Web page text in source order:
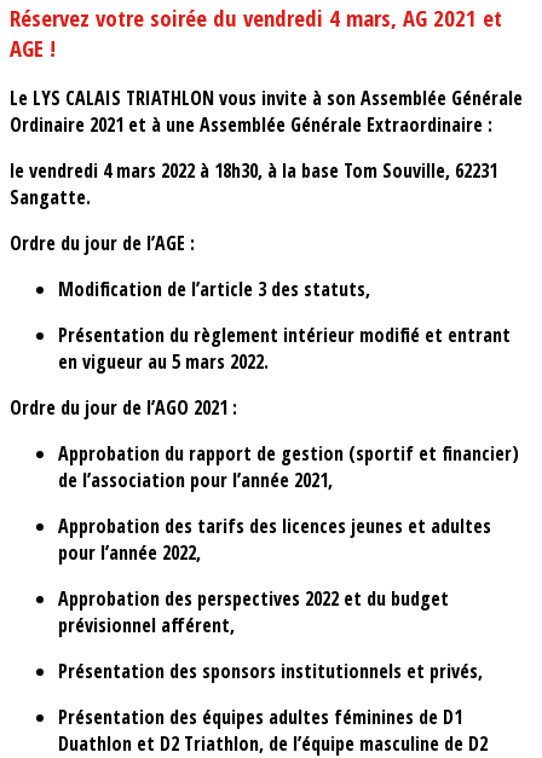
Réservez votre soirée du vendredi 4 mars, AG 2021 et
AGE !
Le LYS CALAIS TRIATHLON vous invite à son Assemblée Générale
Ordinaire 2021 et à une Assemblée Générale Extraordinaire :
le vendredi 4 mars 2022 à 18h30, à la base Tom Souville, 62231
Sangatte.
Ordre du jour de l’AGE :
Modification de l’article 3 des statuts,
Présentation du règlement intérieur modifié et entrant
en vigueur au 5 mars 2022.
Ordre du jour de l’AGO 2021 :
Approbation du rapport de gestion (sportif et financier)
de l’association pour l’année 2021,
Approbation des tarifs des licences jeunes et adultes
pour l’année 2022,
Approbation des perspectives 2022 et du budget
prévisionnel afférent,
Présentation des sponsors institutionnels et privés,
Présentation des équipes adultes féminines de D1
Duathlon et D2 Triathlon, de l’équipe masculine de D2